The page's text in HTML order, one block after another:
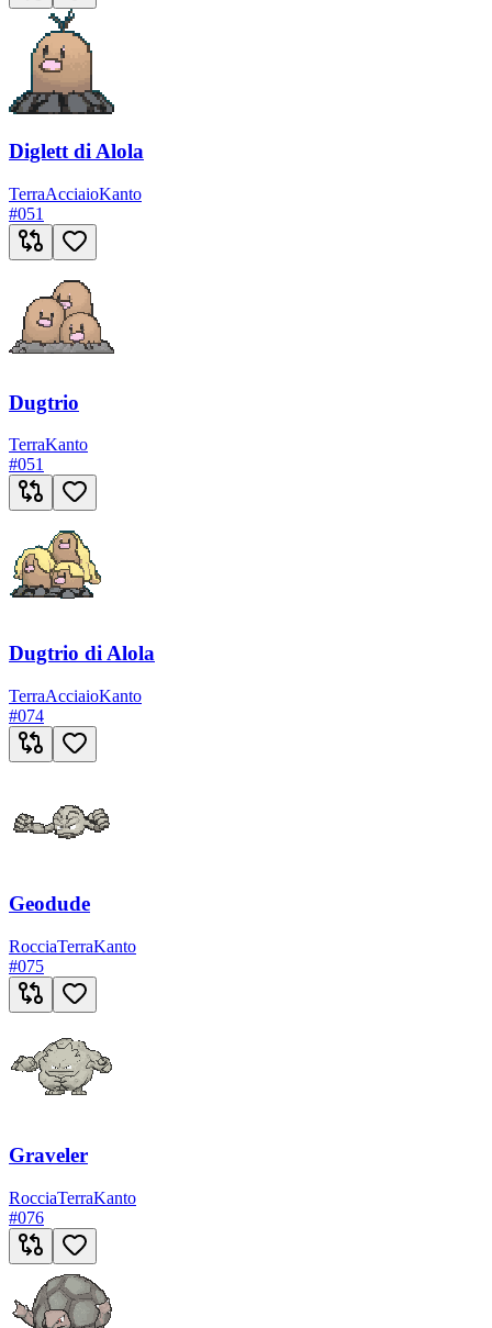
Diglett di Alola
TerraAcciaioKanto
#051
Dugtrio
TerraKanto
#051
Dugtrio di Alola
TerraAcciaioKanto
#074
Geodude
RocciaTerraKanto
#075
Graveler
RocciaTerraKanto
#076